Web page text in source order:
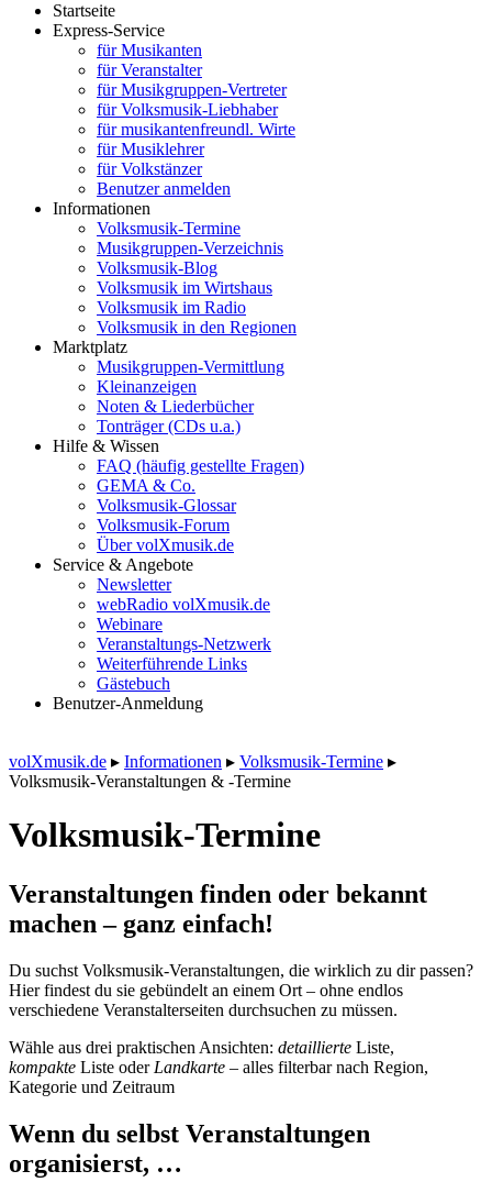
Startseite
Express-Service
für Musikanten
für Veranstalter
für Musikgruppen-Vertreter
für Volksmusik-Liebhaber
für musikantenfreundl. Wirte
für Musiklehrer
für Volkstänzer
Benutzer anmelden
Informationen
Volksmusik-Termine
Musikgruppen-Verzeichnis
Volksmusik-Blog
Volksmusik im Wirtshaus
Volksmusik im Radio
Volksmusik in den Regionen
Marktplatz
Musikgruppen-Vermittlung
Kleinanzeigen
Noten & Liederbücher
Tonträger (CDs u.a.)
Hilfe & Wissen
FAQ (häufig gestellte Fragen)
GEMA & Co.
Volksmusik-Glossar
Volksmusik-Forum
Über volXmusik.de
Service & Angebote
Newsletter
webRadio volXmusik.de
Webinare
Veranstaltungs-Netzwerk
Weiterführende Links
Gästebuch
Benutzer-Anmeldung
volXmusik.de ▸ Informationen ▸ Volksmusik-Termine ▸
Volksmusik-Veranstaltungen & -Termine
Volksmusik-Termine
Veranstaltungen finden oder bekannt
machen – ganz einfach!
Du suchst Volksmusik-Veranstaltungen, die wirklich zu dir passen?
Hier findest du sie gebündelt an einem Ort – ohne endlos
verschiedene Veranstalterseiten durchsuchen zu müssen.
Wähle aus drei praktischen Ansichten: detaillierte Liste,
kompakte Liste oder Landkarte – alles filterbar nach Region,
Kategorie und Zeitraum
Wenn du selbst Veranstaltungen
organisierst, …